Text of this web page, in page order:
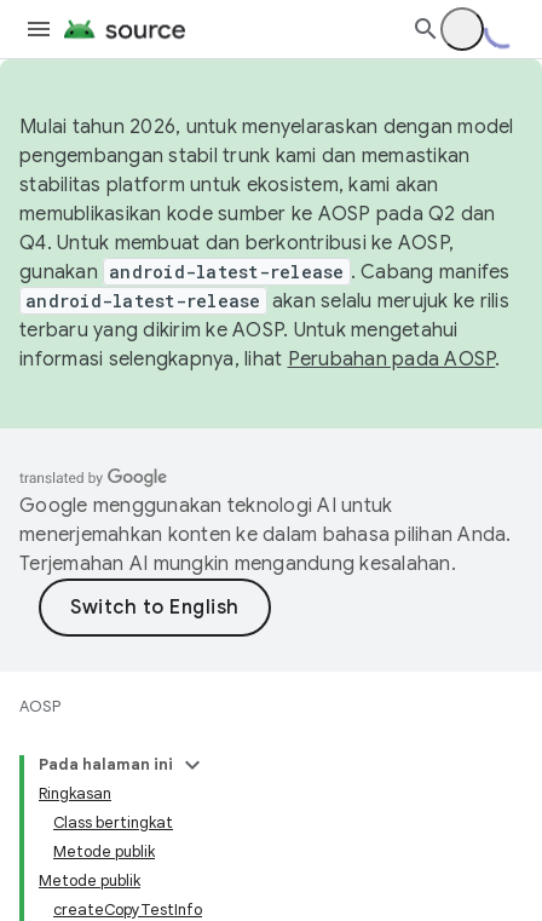
Mulai tahun 2026, untuk menyelaraskan dengan model
pengembangan stabil trunk kami dan memastikan
stabilitas platform untuk ekosistem, kami akan
memublikasikan kode sumber ke AOSP pada Q2 dan
Q4. Untuk membuat dan berkontribusi ke AOSP,
gunakan android-latest-release . Cabang manifes
android-latest-release akan selalu merujuk ke rilis
terbaru yang dikirim ke AOSP. Untuk mengetahui
informasi selengkapnya, lihat Perubahan pada AOSP.
Google menggunakan teknologi AI untuk
menerjemahkan konten ke dalam bahasa pilihan Anda.
Terjemahan AI mungkin mengandung kesalahan.
AOSP
Pada halaman ini
Ringkasan
Class bertingkat
Metode publik
Metode publik
createCopyTestInfo